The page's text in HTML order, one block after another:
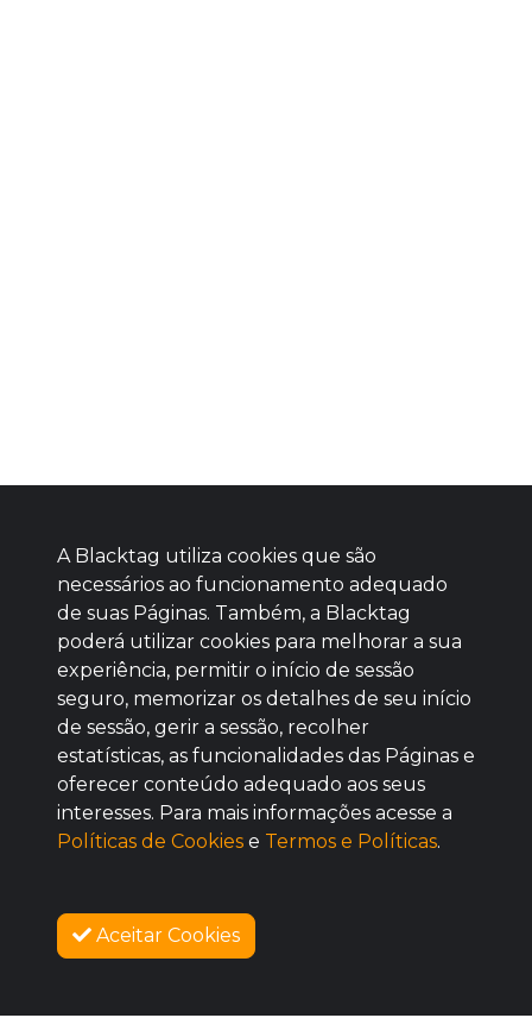
Baixe agora nosso app
SOBRE NÓS
A Blacktag utiliza cookies que são
necessários ao funcionamento adequado
de suas Páginas. Também, a Blacktag
poderá utilizar cookies para melhorar a sua
experiência, permitir o início de sessão
seguro, memorizar os detalhes de seu início
de sessão, gerir a sessão, recolher
estatísticas, as funcionalidades das Páginas e
oferecer conteúdo adequado aos seus
interesses. Para mais informações acesse a
Políticas de Cookies e Termos e Políticas.
Aceitar Cookies